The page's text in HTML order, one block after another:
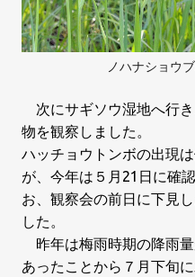
ノハナショウ
次にサギソウ湿地へ行
物を観察しました。
ハッチョウトンボの出現
が、今年は５ 月 21 日に確
お、観察会の前日に下見
した。
昨年は梅雨時期の降雨
あったことから７ 月下旬